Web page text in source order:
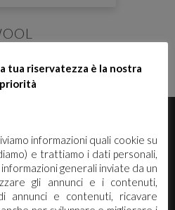
tua riservatezza è la nostra
priorità
informazioni quali cookie su
e trattiamo i dati personali,
generali inviate da un
gli annunci e i contenuti,
annunci e contenuti, ricavare
e le schede tecniche è
Se ancora non hai un
del tuo profilo e